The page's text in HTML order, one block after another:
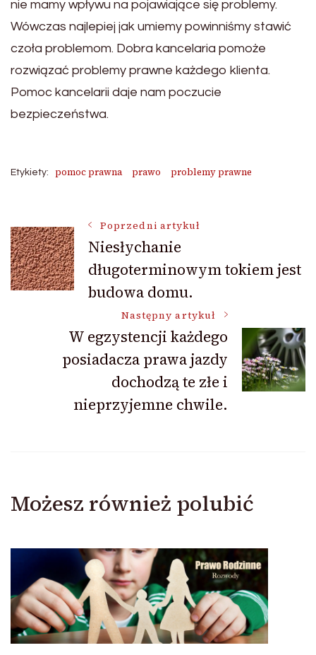
nie mamy wpływu na pojawiające się problemy.
Wówczas najlepiej jak umiemy powinniśmy stawić
czoła problemom. Dobra kancelaria pomoże
rozwiązać problemy prawne każdego klienta.
Pomoc kancelarii daje nam poczucie
bezpieczeństwa.
Etykiety: pomoc prawna prawo problemy prawne
Nawigacja
wpisu
Poprzedni artykuł
Niesłychanie
długoterminowym tokiem jest
budowa domu.
Następny artykuł
W egzystencji każdego
posiadacza prawa jazdy
dochodzą te złe i
nieprzyjemne chwile.
Możesz również polubić